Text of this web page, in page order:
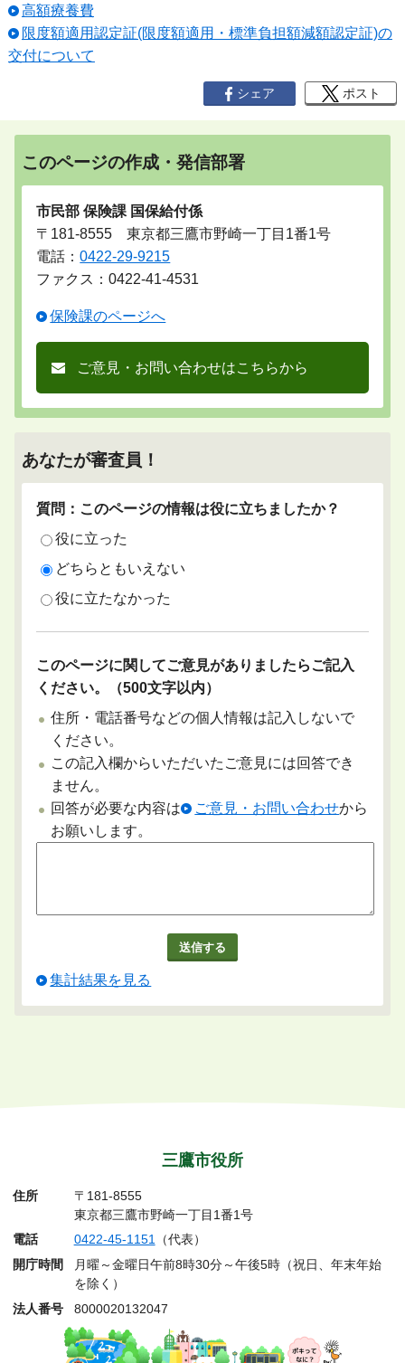
高額療養費
限度額適用認定証(限度額適用・標準負担額減額認定証)の
交付について
シェア ポスト
このページの作成・発信部署
市民部 保険課 国保給付係
〒181-8555 東京都三鷹市野崎一丁目1番1号
電話：0422-29-9215
ファクス：0422-41-4531
保険課のページへ
ご意見・お問い合わせはこちらから
あなたが審査員！
質問：このページの情報は役に立ちましたか？
役に立った
どちらともいえない
役に立たなかった
このページに関してご意見がありましたらご記入
ください。（500文字以内）
住所・電話番号などの個人情報は記入しないで
ください。
この記入欄からいただいたご意見には回答でき
ません。
回答が必要な内容は
ご意見・お問い合わせから
お願いします。
集計結果を見る
三鷹市役所
住所
〒181-8555
東京都三鷹市野崎一丁目1番1号
電話
0422-45-1151（代表）
開庁時間
月曜～金曜日午前8時30分～午後5時（祝日、年末年始
を除く）
法人番号
8000020132047